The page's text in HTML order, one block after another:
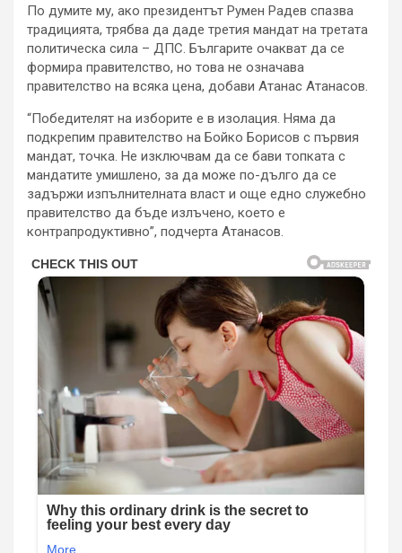
По думите му, ако президентът Румен Радев спазва
традицията, трябва да даде третия мандат на третата
политическа сила – ДПС. Българите очакват да се
формира правителство, но това не означава
правителство на всяка цена, добави Атанас Атанасов.
“Победителят на изборите е в изолация. Няма да
подкрепим правителство на Бойко Борисов с първия
мандат, точка. Не изключвам да се бави топката с
мандатите умишлено, за да може по-дълго да се
задържи изпълнителната власт и още едно служебно
правителство да бъде излъчено, което е
контрапродуктивно”, подчерта Атанасов.